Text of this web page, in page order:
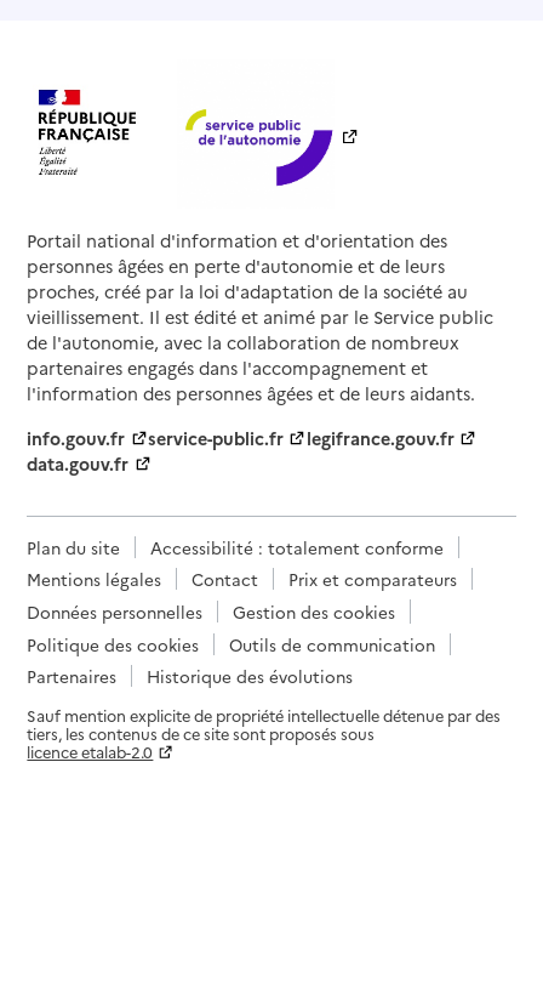
Portail national d'information et d'orientation des
personnes âgées en perte d'autonomie et de leurs
proches, créé par la loi d'adaptation de la société au
vieillissement. Il est édité et animé par le Service public
de l'autonomie, avec la collaboration de nombreux
partenaires engagés dans l'accompagnement et
l'information des personnes âgées et de leurs aidants.
info.gouv.fr
service-public.fr
legifrance.gouv.fr
data.gouv.fr
Plan du site
Accessibilité : totalement conforme
Mentions légales
Contact
Prix et comparateurs
Données personnelles
Gestion des cookies
Politique des cookies
Outils de communication
Partenaires
Historique des évolutions
Sauf mention explicite de propriété intellectuelle détenue par des
tiers, les contenus de ce site sont proposés sous
licence etalab-2.0